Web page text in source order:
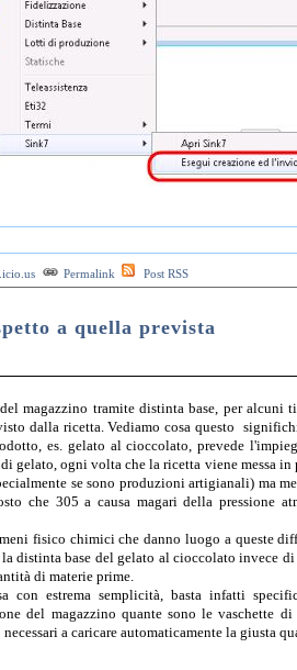
Permalink Post RSS
a quella prevista
magazzino tramite distinta base, per alcuni
dalla ricetta. Vediamo cosa questo
es. gelato al cioccolato, prevede
gelato, ogni volta che la ricetta viene messa in
se sono produzioni artigianali) ma
che 305 a causa magari della pressione
fisico chimici che danno luogo a queste
distinta base del gelato al cioccolato invece di
di materie prime.
estrema semplicità, basta infatti
del magazzino quante sono le vaschette di
a caricare automaticamente la giusta